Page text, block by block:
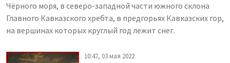
Чёрного моря, в северо-западной части южного склона
Главного Кавказского хребта, в предгорьях Кавказских гор,
на вершинах которых круглый год лежит снег.
10:47, 03 мая 2022